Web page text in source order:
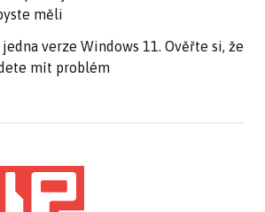
měli
verze Windows 11. Ověřte si, že
mít problém